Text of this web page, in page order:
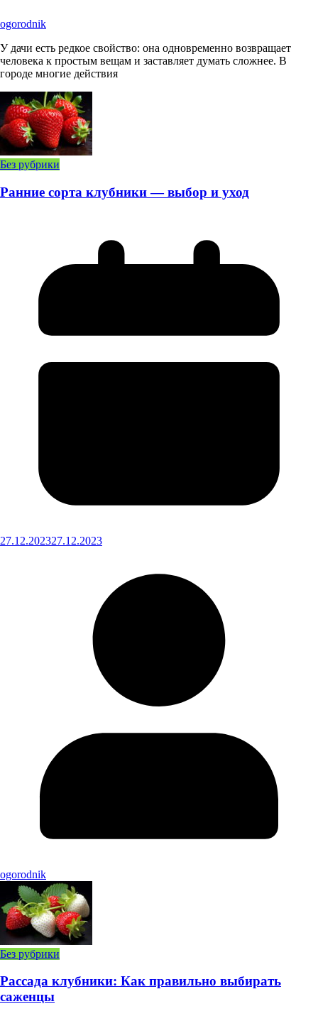
ogorodnik
У дачи есть редкое свойство: она одновременно возвращает
человека к простым вещам и заставляет думать сложнее. В
городе многие действия
Без рубрики
Ранние сорта клубники — выбор и уход
27.12.202327.12.2023
ogorodnik
Без рубрики
Рассада клубники: Как правильно выбирать
саженцы